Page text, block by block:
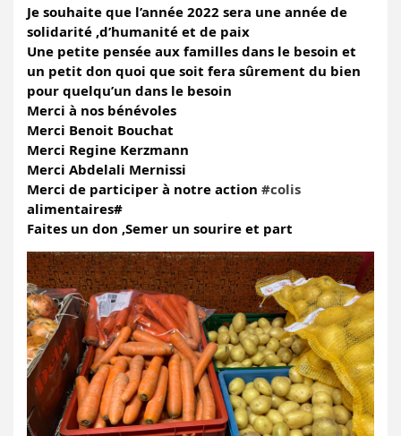
Je souhaite que l’année 2022 sera une année de
solidarité ,d’humanité et de paix
Une petite pensée aux familles dans le besoin et
un petit don quoi que soit fera sûrement du bien
pour quelqu’un dans le besoin
Merci à nos bénévoles
Merci Benoit Bouchat
Merci Regine Kerzmann
Merci Abdelali Mernissi
Merci de participer à notre action #colis
alimentaires#
Faites un don ,Semer un sourire et part